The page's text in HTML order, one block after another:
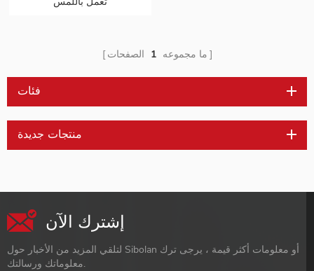
ما مجموعه 1 الصفحات
فئات
منتجات جديدة
إشترك الآن
لتلقي المزيد من الأخبار حول Sibolan أو معلومات أكثر قيمة ، يرجى ترك
معلوماتك ورسالتك.